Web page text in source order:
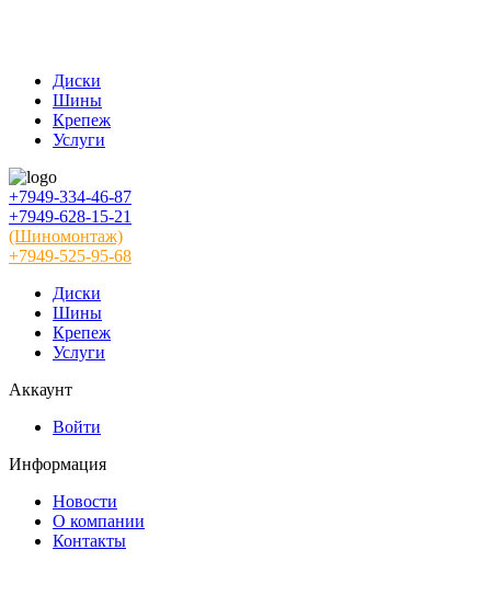
Диски
Шины
Крепеж
Услуги
+7949-334-46-87
+7949-628-15-21
(Шиномонтаж)
+7949-525-95-68
Диски
Шины
Крепеж
Услуги
Аккаунт
Войти
Информация
Новости
О компании
Контакты